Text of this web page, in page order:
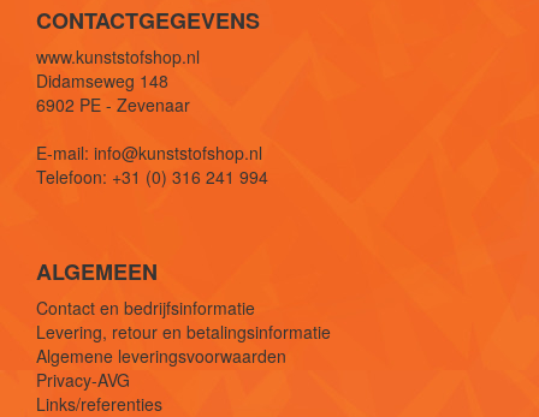
CONTACTGEGEVENS
www.kunststofshop.nl
Didamseweg 148
6902 PE - Zevenaar
E-mail: info@kunststofshop.nl
Telefoon: +31 (0) 316 241 994
ALGEMEEN
Contact en bedrijfsinformatie
Levering, retour en betalingsinformatie
Algemene leveringsvoorwaarden
Privacy-AVG
Links/referenties